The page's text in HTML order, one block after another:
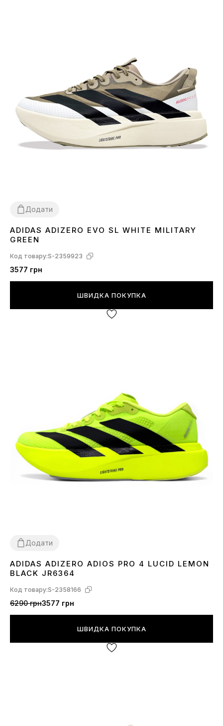
Додати
40 41
ADIDAS ADIZERO EVO SL WHITE MILITARY
GREEN
Код товару:S-2359923
3577 грн
ШВИДКА ПОКУПКА
Додати
36 3739 404142 4344 45
ADIDAS ADIZERO ADIOS PRO 4 LUCID LEMON
BLACK JR6364
Код товару:S-2358166
6290 грн3577 грн
ШВИДКА ПОКУПКА